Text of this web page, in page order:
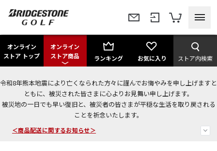
オンライン
ストア トップ
オンライン
ストア商品
ランキング お気に入り ストア内検索
令和8年熊本地震により亡くなられた方々に謹んでお悔やみを申し上げますと
ともに、被災された皆さまに心よりお見舞い申し上げます。
被災地の一日でも早い復旧と、被災者の皆さまが平穏な生活を取り戻される
ことを祈念いたします。
今なら新規会員登録で1,000円OFFクーポンプレゼント！
＜商品配送に関するお知らせ＞